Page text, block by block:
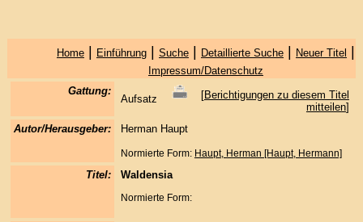
Home| Einführung| Suche| Detaillierte Suche| Neuer Titel |
Impressum/Datenschutz
Gattung:
Aufsatz [Berichtigungen zu diesem Titel
mitteilen]
Autor/Herausgeber:
Herman Haupt
Normierte Form: Haupt, Herman [Haupt, Hermann]
Titel: Waldensia
Normierte Form: